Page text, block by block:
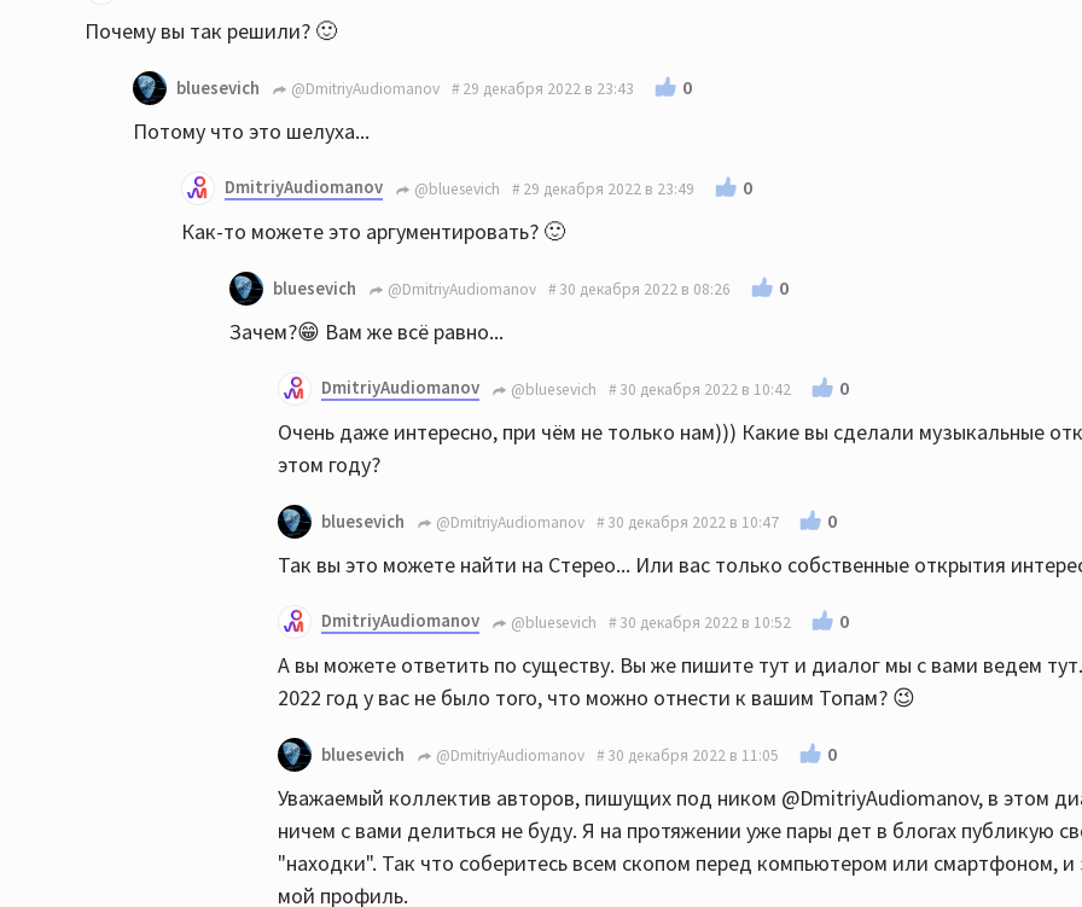
Почему вы так решили? 🙂
bluesevich @DmitriyAudiomanov 29 декабря 2022 в 23:43 0
Потому что это шелуха...
DmitriyAudiomanov @bluesevich 29 декабря 2022 в 23:49 0
Как-то можете это аргументировать? 🙂
bluesevich @DmitriyAudiomanov 30 декабря 2022 в 08:26 0
Зачем?😁 Вам же всё равно...
DmitriyAudiomanov @bluesevich 30 декабря 2022 в 10:42 0
Очень даже интересно, при чём не только нам))) Какие вы сделали музыкальные
этом году?
bluesevich @DmitriyAudiomanov 30 декабря 2022 в 10:47 0
Так вы это можете найти на Стерео... Или вас только собственные открытия
DmitriyAudiomanov @bluesevich 30 декабря 2022 в 10:52 0
А вы можете ответить по существу. Вы же пишите тут и диалог мы с вами ведем
2022 год у вас не было того, что можно отнести к вашим Топам? 😉
bluesevich @DmitriyAudiomanov 30 декабря 2022 в 11:05 0
Уважаемый коллектив авторов, пишущих под ником @DmitriyAudiomanov, в этом
ничем с вами делиться не буду. Я на протяжении уже пары дет в блогах публикую
"находки". Так что соберитесь всем скопом перед компьютером или смартфоном, и
мой профиль.